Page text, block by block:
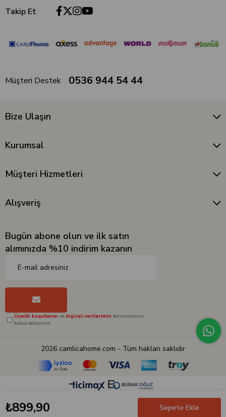
Takip Et
Müşteri Destek 0536 944 54 44
Bize Ulaşın
Kurumsal
Müşteri Hizmetleri
Alışveriş
Bugün abone olun ve ilk satın
alımınızda %10 indirim kazanın
Üyelik koşullarını ve kişisel verilerimin korunmasını
kabul ediyorum.
2026 camlicahome.com - Tüm hakları saklıdır
₺899,90